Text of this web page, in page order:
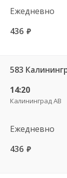
Ежедневно
436 руб.
14:20
Калининград АВ
Ежедневно
436 руб.